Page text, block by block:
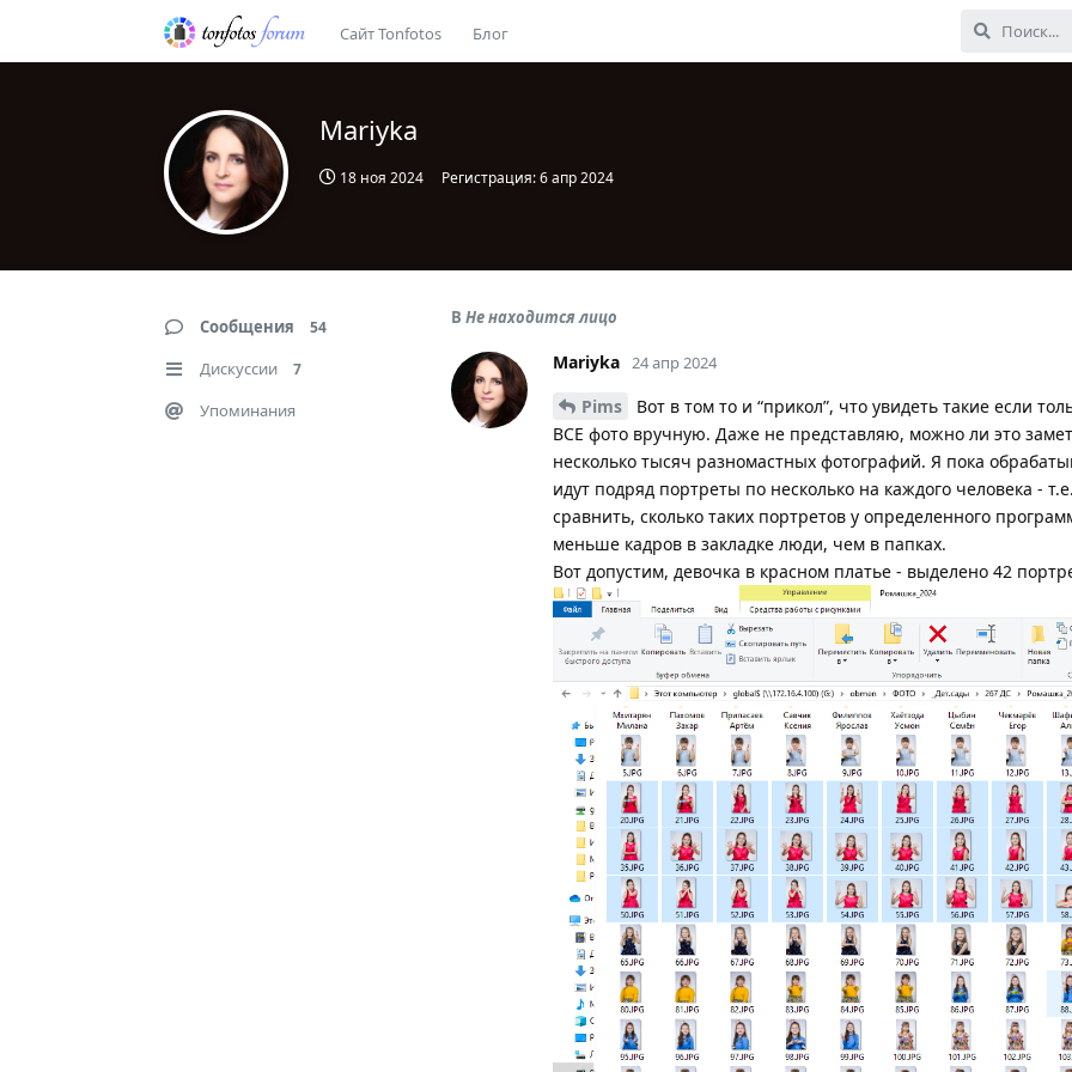
Сайт Tonfotos Блог
Mariyka
18 ноя 2024 Регистрация:6 апр 2024
Сообщения 54
Дискуссии 7
Упоминания
В Не находится лицо
Mariyka 24 апр 2024
Pims
Вот в том то и “прикол”, что увидеть такие если
ВСЕ фото вручную. Даже не представляю, можно ли это
несколько тысяч разномастных фотографий. Я пока
идут подряд портреты по несколько на каждого человека -
сравнить, сколько таких портретов у определенного
меньше кадров в закладке люди, чем в папках.
Вот допустим, девочка в красном платье - выделено 42